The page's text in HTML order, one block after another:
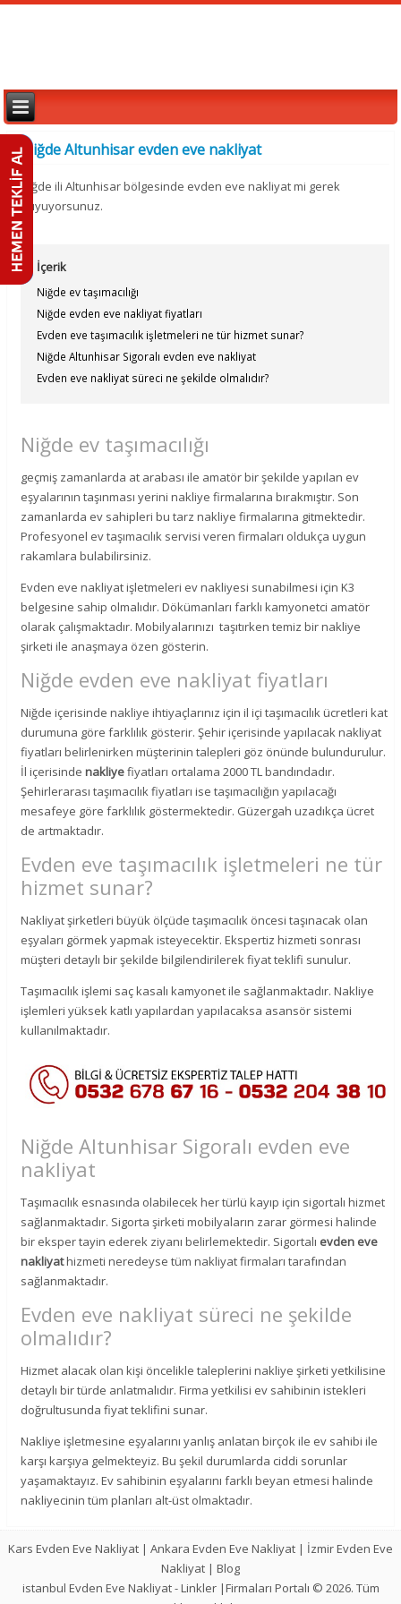
Niğde Altunhisar evden eve nakliyat
Niğde ili Altunhisar bölgesinde evden eve nakliyat mi gerek
duyuyorsunuz.
İçerik
Niğde ev taşımacılığı
Niğde evden eve nakliyat fiyatları
Evden eve taşımacılık işletmeleri ne tür hizmet sunar?
Niğde Altunhisar Sigoralı evden eve nakliyat
Evden eve nakliyat süreci ne şekilde olmalıdır?
Niğde ev taşımacılığı
geçmiş zamanlarda at arabası ile amatör bir şekilde yapılan ev
eşyalarının taşınması yerini nakliye firmalarına bırakmıştır. Son
zamanlarda ev sahipleri bu tarz nakliye firmalarına gitmektedir.
Profesyonel ev taşımacılık servisi veren firmaları oldukça uygun
rakamlara bulabilirsiniz.
Evden eve nakliyat işletmeleri ev nakliyesi sunabilmesi için K3
belgesine sahip olmalıdır. Dökümanları farklı kamyonetci amatör
olarak çalışmaktadır. Mobilyalarınızı taşıtırken temiz bir nakliye
şirketi ile anaşmaya özen gösterin.
Niğde evden eve nakliyat fiyatları
Niğde içerisinde nakliye ihtiyaçlarınız için il içi taşımacılık ücretleri kat
durumuna göre farklılık gösterir. Şehir içerisinde yapılacak nakliyat
fiyatları belirlenirken müşterinin talepleri göz önünde bulundurulur.
İl içerisindenakliyefiyatları ortalama 2000 TL bandındadır.
Şehirlerarası taşımacılık fiyatları ise taşımacılığın yapılacağı
mesafeye göre farklılık göstermektedir. Güzergah uzadıkça ücret
de artmaktadır.
Evden eve taşımacılık işletmeleri ne tür
hizmet sunar?
Nakliyat şirketleri büyük ölçüde taşımacılık öncesi taşınacak olan
eşyaları görmek yapmak isteyecektir. Ekspertiz hizmeti sonrası
müşteri detaylı bir şekilde bilgilendirilerek fiyat teklifi sunulur.
Taşımacılık işlemi saç kasalı kamyonet ile sağlanmaktadır. Nakliye
işlemleri yüksek katlı yapılardan yapılacaksa asansör sistemi
kullanılmaktadır.
Niğde Altunhisar Sigoralı evden eve
nakliyat
Taşımacılık esnasında olabilecek her türlü kayıp için sigortalı hizmet
sağlanmaktadır. Sigorta şirketi mobilyaların zarar görmesi halinde
bir eksper tayin ederek ziyanı belirlemektedir. Sigortalı evden eve
nakliyathizmeti neredeyse tüm nakliyat firmaları tarafından
sağlanmaktadır.
Evden eve nakliyat süreci ne şekilde
olmalıdır?
Hizmet alacak olan kişi öncelikle taleplerini nakliye şirketi yetkilisine
detaylı bir türde anlatmalıdır. Firma yetkilisi ev sahibinin istekleri
doğrultusunda fiyat teklifini sunar.
Nakliye işletmesine eşyalarını yanlış anlatan birçok ile ev sahibi ile
karşı karşıya gelmekteyiz. Bu şekil durumlarda ciddi sorunlar
yaşamaktayız. Ev sahibinin eşyalarını farklı beyan etmesi halinde
nakliyecinin tüm planları alt-üst olmaktadır.
Kars Evden Eve Nakliyat | Ankara Evden Eve Nakliyat | İzmir Evden Eve
Nakliyat | Blog
istanbul Evden Eve Nakliyat-Linkler|Firmaları Portalı © 2026. Tüm